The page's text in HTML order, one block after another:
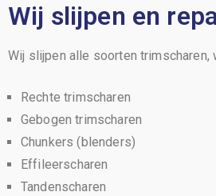
Wij slijpen en
Wij slijpen alle soorten trimscharen,
Rechte trimscharen
Gebogen trimscharen
Chunkers (blenders)
Effileerscharen
Tandenscharen